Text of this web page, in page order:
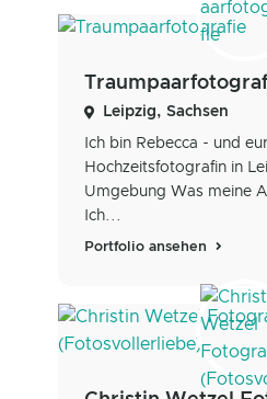
Leipzig, Sachsen
Ich bin Rebecca - und
Hochzeitsfotografin in
Umgebung Was meine
Ich...
Portfolio ansehen